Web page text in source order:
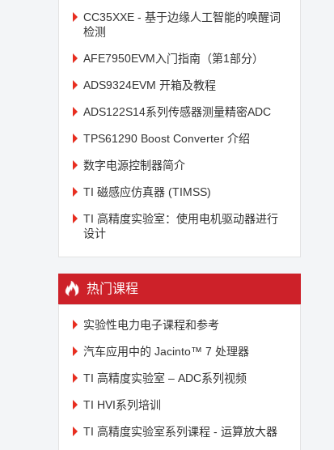
CC35XXE - 基于边缘人工智能的唤醒词
检测
AFE7950EVM入门指南（第1部分）
ADS9324EVM 开箱及教程
ADS122S14系列传感器测量精密ADC
TPS61290 Boost Converter 介绍
数字电源控制器简介
TI 磁感应仿真器 (TIMSS)
TI 高精度实验室：使用电机驱动器进行
设计
热门课程
实验性电力电子课程和参考
汽车应用中的 Jacinto™ 7 处理器
TI 高精度实验室 – ADC系列视频
TI HVI系列培训
TI 高精度实验室系列课程 - 运算放大器